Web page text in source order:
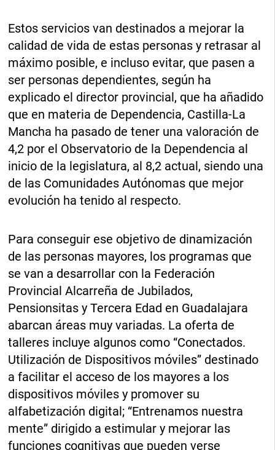
Estos servicios van destinados a mejorar la
calidad de vida de estas personas y retrasar al
máximo posible, e incluso evitar, que pasen a
ser personas dependientes, según ha
explicado el director provincial, que ha añadido
que en materia de Dependencia, Castilla-La
Mancha ha pasado de tener una valoración de
4,2 por el Observatorio de la Dependencia al
inicio de la legislatura, al 8,2 actual, siendo una
de las Comunidades Autónomas que mejor
evolución ha tenido al respecto.
Para conseguir ese objetivo de dinamización
de las personas mayores, los programas que
se van a desarrollar con la Federación
Provincial Alcarreña de Jubilados,
Pensionsitas y Tercera Edad en Guadalajara
abarcan áreas muy variadas. La oferta de
talleres incluye algunos como “Conectados.
Utilización de Dispositivos móviles” destinado
a facilitar el acceso de los mayores a los
dispositivos móviles y promover su
alfabetización digital; “Entrenamos nuestra
mente” dirigido a estimular y mejorar las
funciones cognitivas que pueden verse